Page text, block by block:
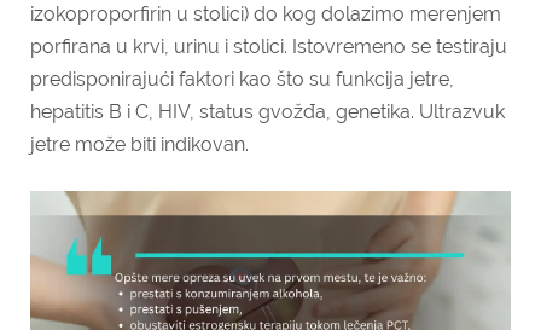
izokoproporfirin u stolici) do kog dolazimo merenjem
porfirana u krvi, urinu i stolici. Istovremeno se testiraju
predisponirajući faktori kao što su funkcija jetre,
hepatitis B i C, HIV, status gvožđa, genetika. Ultrazvuk
jetre može biti indikovan.